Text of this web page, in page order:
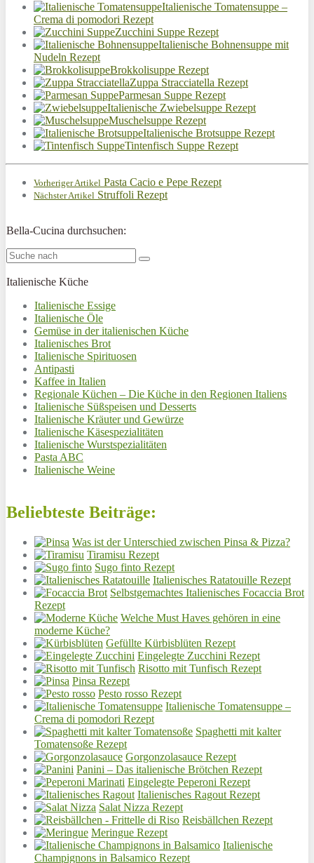
Italienische Tomatensuppe –
Crema di pomodori Rezept
Zucchini Suppe Rezept
Italienische Bohnensuppe mit
Nudeln Rezept
Brokkolisuppe Rezept
Zuppa Stracciatella Rezept
Parmesan Suppe Rezept
Italienische Zwiebelsuppe Rezept
Muschelsuppe Rezept
Italienische Brotsuppe Rezept
Tintenfisch Suppe Rezept
Vorheriger Artikel Pasta Cacio e Pepe Rezept
Nächster Artikel Struffoli Rezept
Bella-Cucina durchsuchen:
Italienische Küche
Italienische Essige
Italienische Öle
Gemüse in der italienischen Küche
Italienisches Brot
Italienische Spirituosen
Antipasti
Kaffee in Italien
Regionale Küchen – Die Küche in den Regionen Italiens
Italienische Süßspeisen und Desserts
Italienische Kräuter und Gewürze
Italienische Käsespezialitäten
Italienische Wurstspezialitäten
Pasta ABC
Italienische Weine
Beliebteste Beiträge:
Was ist der Unterschied zwischen Pinsa & Pizza?
Tiramisu Rezept
Sugo finto Rezept
Italienisches Ratatouille Rezept
Selbstgemachtes Italienisches Focaccia Brot
Rezept
Welche Must Haves gehören in eine
moderne Küche?
Gefüllte Kürbisblüten Rezept
Eingelegte Zucchini Rezept
Risotto mit Tunfisch Rezept
Pinsa Rezept
Pesto rosso Rezept
Italienische Tomatensuppe –
Crema di pomodori Rezept
Spaghetti mit kalter
Tomatensoße Rezept
Gorgonzolasauce Rezept
Panini – Das italienische Brötchen Rezept
Eingelegte Peperoni Rezept
Italienisches Ragout Rezept
Salat Nizza Rezept
Reisbällchen Rezept
Meringue Rezept
Italienische
Champignons in Balsamico Rezept